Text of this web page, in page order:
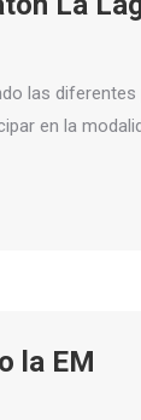
las
en la
la EM